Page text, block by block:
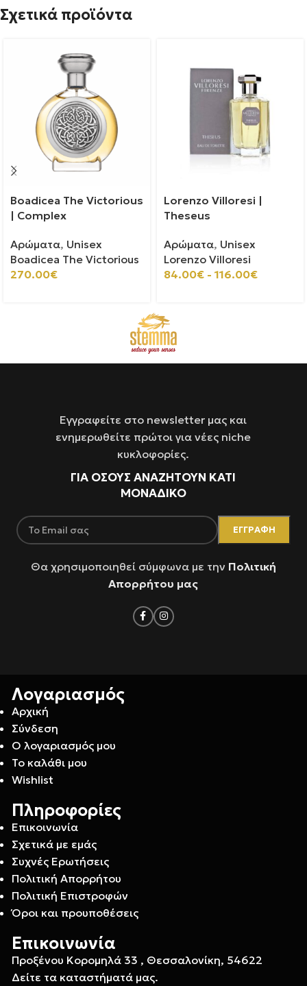
Σχετικά προϊόντα
Boadicea The Victorious
| Complex
Αρώματα, Unisex
Boadicea The Victorious
270.00€
Lorenzo Villoresi |
Theseus
Αρώματα, Unisex
Lorenzo Villoresi
84.00€ - 116.00€
Εγγραφείτε στο newsletter μας και
ενημερωθείτε πρώτοι για νέες niche
κυκλοφορίες.
ΓΙΑ ΌΣΟΥΣ ΑΝΑΖΗΤΟΥΝ ΚΑΤΙ
ΜΟΝΑΔΙΚΟ
Θα χρησιμοποιηθεί σύμφωνα με την Πολιτική
Απορρήτου μας
Λογαριασμός
Αρχική
Σύνδεση
Ο λογαριασμός μου
Το καλάθι μου
Wishlist
Πληροφορίες
Επικοινωνία
Σχετικά με εμάς
Συχνές Ερωτήσεις
Πολιτική Απορρήτου
Πολιτική Επιστροφών
Όροι και προυποθέσεις
Επικοινωνία
Προξένου Κορομηλά 33 , Θεσσαλονίκη, 54622
Δείτε τα καταστήματά μας.